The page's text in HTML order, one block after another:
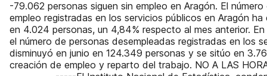
-79.062 personas siguen sin empleo en Aragón. El
empleo registradas en los servicios públicos en Aragón ha
en 4.024 personas, un 4,84% respecto al mes anterior.
el número de personas desempleadas registradas en los
disminuyó en junio en 124.349 personas y se sitúo en
creación de empleo y reparto del trabajo. NO A LAS